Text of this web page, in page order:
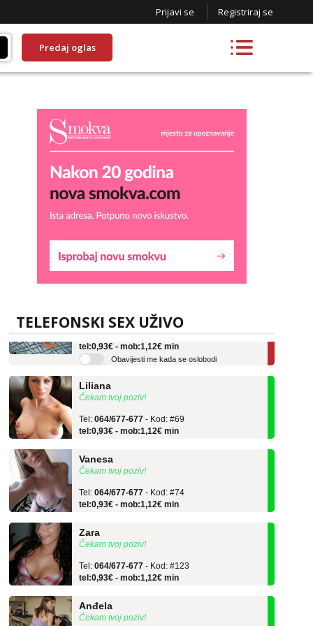
Prijavi se Registriraj se
Predaj oglas
TELEFONSKI SEX UŽIVO
Tel:064/677-677- Kod: #136
Obavijesti me kada se oslobodi
Čekam tvoj poziv!
tel:0,93€ - mob:1,12€ min
Čekam tvoj poziv!
tel:0,93€ - mob:1,12€ min
Čekam tvoj poziv!
tel:0,93€ - mob:1,12€ min
Čekam tvoj poziv!